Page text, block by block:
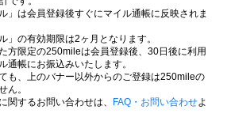
」は会員登録後すぐにマイル通帳に反映されま
の有効期限は2ヶ月となります。
方限定の250mileは会員登録後、30日後に利用
通帳にお振込みいたします。
も、上のバナー以外からのご登録は250mileの
ん。
するお問い合わせは、 FAQ・お問い合わせよ